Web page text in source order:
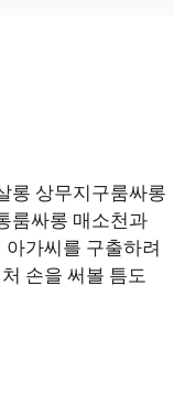
롱 상무지구룸싸롱
룸싸롱 매소천과
가씨를 구출하려
손을 써볼 틈도